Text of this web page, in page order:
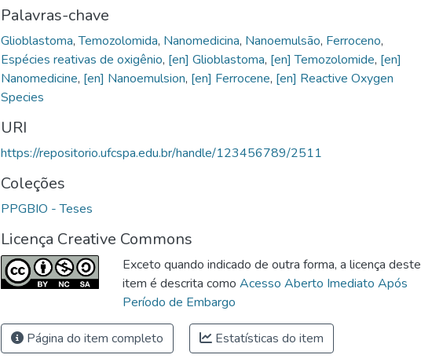
Palavras-chave
Glioblastoma,Temozolomida, Nanomedicina, Nanoemulsão, Ferroceno,
Espécies reativas de oxigênio, [en] Glioblastoma, [en] Temozolomide, [en]
Nanomedicine, [en] Nanoemulsion, [en] Ferrocene, [en] Reactive Oxygen
Species
URI
https://repositorio.ufcspa.edu.br/handle/123456789/2511
Coleções
PPGBIO - Teses
Licença Creative Commons
Exceto quando indicado de outra forma, a licença deste
item é descrita como Acesso Aberto Imediato Após
Período de Embargo
Página do item completo Estatísticas do item